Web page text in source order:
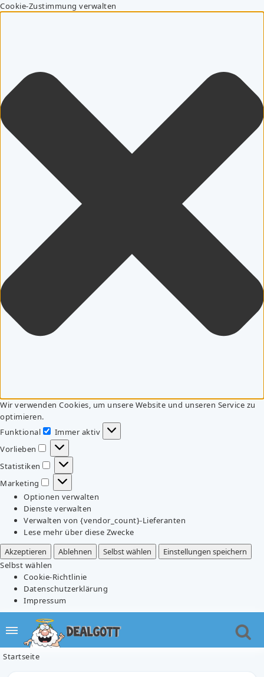
Cookie-Zustimmung verwalten
Wir verwenden Cookies, um unsere Website und unseren Service zu
optimieren.
Funktional
Funktional
Immer aktiv
Vorlieben
Vorlieben
Statistiken
Statistiken
Marketing
Marketing
Optionen verwalten
Dienste verwalten
Verwalten von {vendor_count}-Lieferanten
Lese mehr über diese Zwecke
Akzeptieren
Ablehnen Selbst wählen
Einstellungen speichern
Selbst wählen
Cookie-Richtlinie
Datenschutzerklärung
Impressum
Startseite